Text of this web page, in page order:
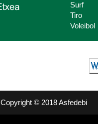
Surf
Tiro
Voleibol
Copyright © 2018 Asfedebi